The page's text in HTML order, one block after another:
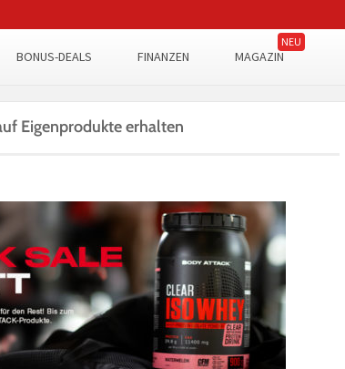
BONUS-DEALS FINANZEN MAGAZIN
Eigenprodukte erhalten